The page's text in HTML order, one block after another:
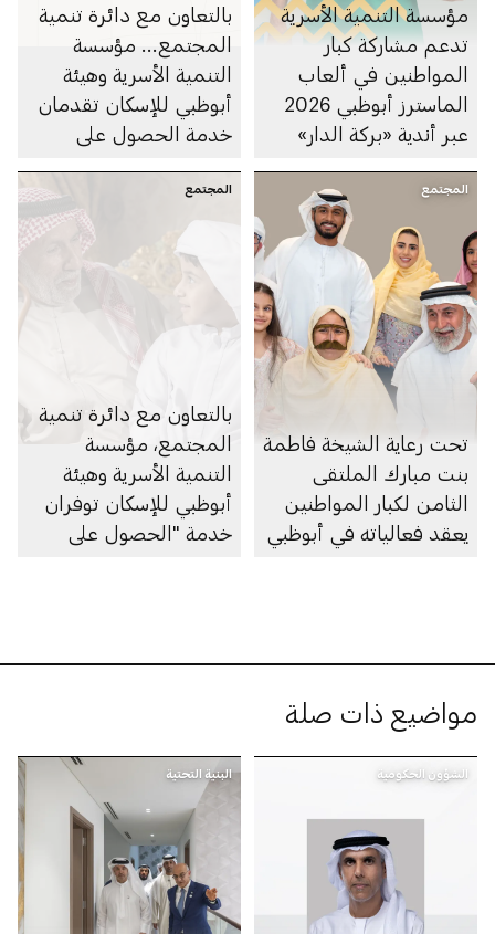
مؤسسة التنمية الأسرية
تدعم مشاركة كبار
المواطنين في ألعاب
الماسترز أبوظبي 2026
عبر أندية «بركة الدار»
بالتعاون مع دائرة تنمية
المجتمع... مؤسسة
التنمية الأسرية وهيئة
أبوظبي للإسكان تقدمان
خدمة الحصول على
المواطنين ضمن مبادرة
"بركتنا"
المجتمع
تحت رعاية الشيخة فاطمة
بنت مبارك الملتقى
الثامن لكبار المواطنين
يعقد فعالياته في أبوظبي
المجتمع
بالتعاون مع دائرة تنمية
المجتمع، مؤسسة
التنمية الأسرية وهيئة
أبوظبي للإسكان توفران
خدمة "الحصول على
مواضيع ذات صلة
الشؤون الحكومية البنية التحتية